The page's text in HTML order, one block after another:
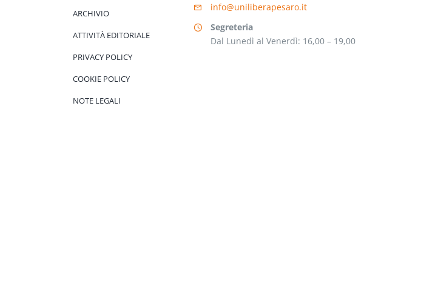
ARCHIVIO
ATTIVITÀ EDITORIALE
PRIVACY POLICY
COOKIE POLICY
NOTE LEGALI
info@uniliberapesaro.it
Segreteria
Dal Lunedì al Venerdì: 16,00 – 19,00